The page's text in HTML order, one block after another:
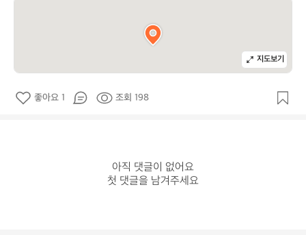
지도보기
좋아요 1 조회 198
아직 댓글이 없어요
첫 댓글을 남겨주세요